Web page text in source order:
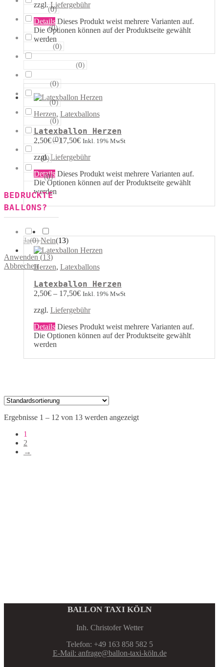
zzgl.Liefergebühr
Details Dieses Produkt weist mehrere Varianten auf.
Die Optionen können auf der Produktseite gewählt
werden
Herzen, Latexballons
Latexballon Herzen
2,50€–17,50€ Inkl. 19% MwSt
zzgl.Liefergebühr
Details Dieses Produkt weist mehrere Varianten auf.
Die Optionen können auf der Produktseite gewählt
werden
Herzen, Latexballons
Latexballon Herzen
2,50€– 17,50€ Inkl. 19% MwSt
zzgl. Liefergebühr
Details Dieses Produkt weist mehrere Varianten auf.
Die Optionen können auf der Produktseite gewählt
werden
Ergebnisse 1 – 12 von 13 werden angezeigt
1
2
→
Sterne (0)
Runde (0)
(0)
(0)
Eckige (0)
Säulen (0)
(0)
Figuren (0)
123 (0)
ABC (0)
BEDRUCKTE
BALLONS?
Ja(0) Nein(13)
Anwenden (13)
Abbrechen
BALLON TAXI KÖLN
Inh. Christofer Wetter
Telefon: +49 163 858 582 5
E-Mail: anfrage@ballon-taxi-köln.de